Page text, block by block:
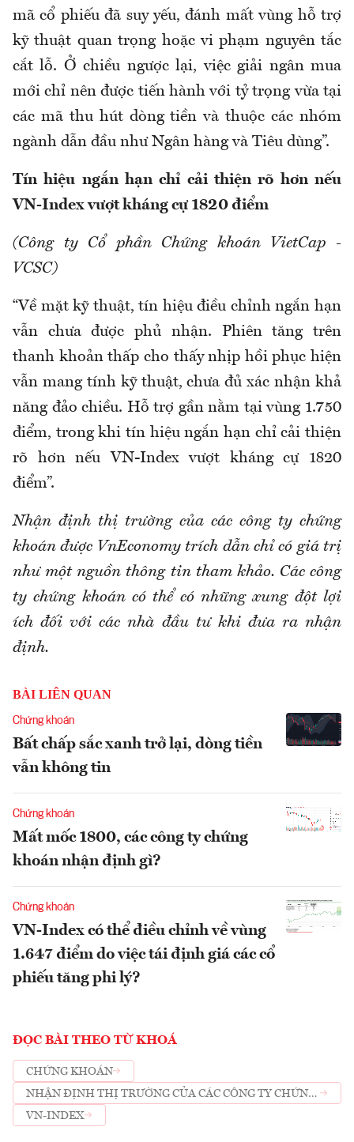
mã cổ phiếu đã suy yếu, đánh mất vùng hỗ trợ
kỹ thuật quan trọng hoặc vi phạm nguyên tắc
cắt lỗ. Ở chiều ngược lại, việc giải ngân mua
mới chỉ nên được tiến hành với tỷ trọng vừa tại
các mã thu hút dòng tiền và thuộc các nhóm
ngành dẫn đầu như Ngân hàng và Tiêu dùng”.
Tín hiệu ngắn hạn chỉ cải thiện rõ hơn nếu
VN-Index vượt kháng cự 1820 điểm
(Công ty Cổ phần Chứng khoán VietCap -
VCSC)
“Về mặt kỹ thuật, tín hiệu điều chỉnh ngắn hạn
vẫn chưa được phủ nhận. Phiên tăng trên
thanh khoản thấp cho thấy nhịp hồi phục hiện
vẫn mang tính kỹ thuật, chưa đủ xác nhận khả
năng đảo chiều. Hỗ trợ gần nằm tại vùng 1.750
điểm, trong khi tín hiệu ngắn hạn chỉ cải thiện
rõ hơn nếu VN-Index vượt kháng cự 1820
điểm”.
Nhận định thị trường của các công ty chứng
khoán được VnEconomy trích dẫn chỉ có giá trị
như một nguồn thông tin tham khảo. Các công
ty chứng khoán có thể có những xung đột lợi
ích đối với các nhà đầu tư khi đưa ra nhận
định.
BÀI LIÊN QUAN
Chứng khoán
Bất chấp sắc xanh trở lại, dòng tiền
vẫn không tin
Chứng khoán
Mất mốc 1800, các công ty chứng
khoán nhận định gì?
Chứng khoán
VN-Index có thể điều chỉnh về vùng
1.647 điểm do việc tái định giá các cổ
phiếu tăng phi lý?
ĐỌC BÀI THEO TỪ KHOÁ
CHỨNG KHOÁN
NHẬN ĐỊNH THỊ TRƯỜNG CỦA CÁC CÔNG TY CHỨNG
KHOÁN
VN-INDEX